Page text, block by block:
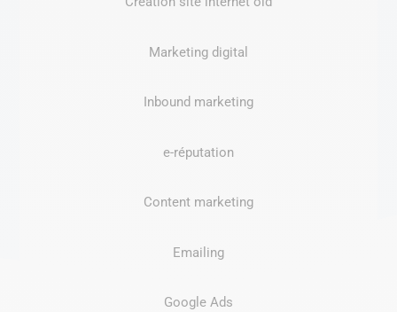
Marketing digital
Inbound marketing
e-réputation
Content marketing
Emailing
Google Ads